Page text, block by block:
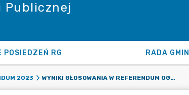
Publicznej
POSIEDZEŃ RG RADA
2023 WYNIKI GŁOSOWANIA W REFERENDUM OGÓLNOKRAJOWYM 2023 R